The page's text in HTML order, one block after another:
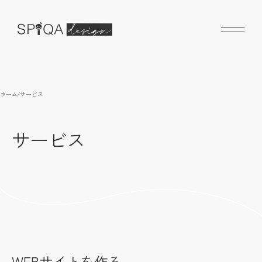
ホーム/サービス
サービス